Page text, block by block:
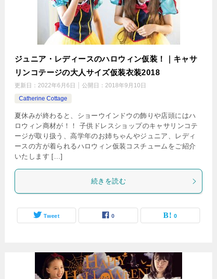
ジュニア・レディースのハロウィン仮装！｜キャサ
リンコテージの大人サイズ仮装衣装2018
更新日： 2022年6月6日 公開日： 2018年9月10日
Catherine Cottage
夏休みが終わると、ショーウインドウの飾りや店頭にはハ
ロウィン商材が！！ 子供ドレスショップのキャサリンコテ
ージが取り扱う、高学年のお姉ちゃんやジュニア、レディ
ースの方が着られるハロウィン仮装コスチュームをご紹介
いたします […]
続きを読む
Tweet 0 0